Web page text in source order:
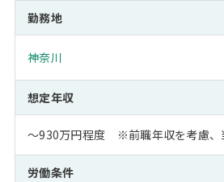
勤務地
神奈川
想定年収
～930万円程度 ※前職年収を考慮、
労働条件